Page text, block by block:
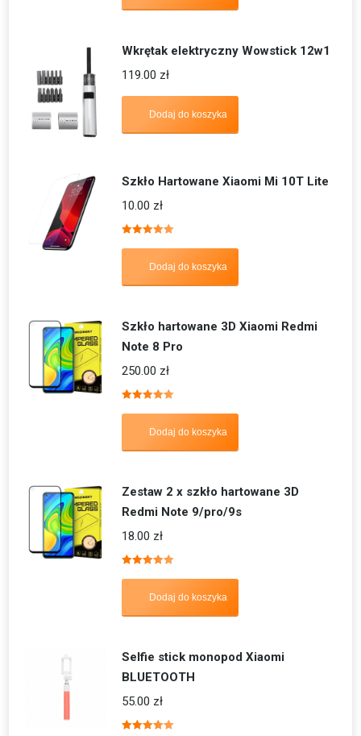
Wkrętak elektryczny Wowstick 12w1
119.00 zł
Dodaj do koszyka
Szkło Hartowane Xiaomi Mi 10T Lite
10.00 zł
5.00
Dodaj do koszyka
Szkło hartowane 3D Xiaomi Redmi
Note 8 Pro
250.00 zł
5.00
Dodaj do koszyka
Zestaw 2 x szkło hartowane 3D
Redmi Note 9/pro/9s
18.00 zł
5.00
Dodaj do koszyka
Selfie stick monopod Xiaomi
BLUETOOTH
55.00 zł